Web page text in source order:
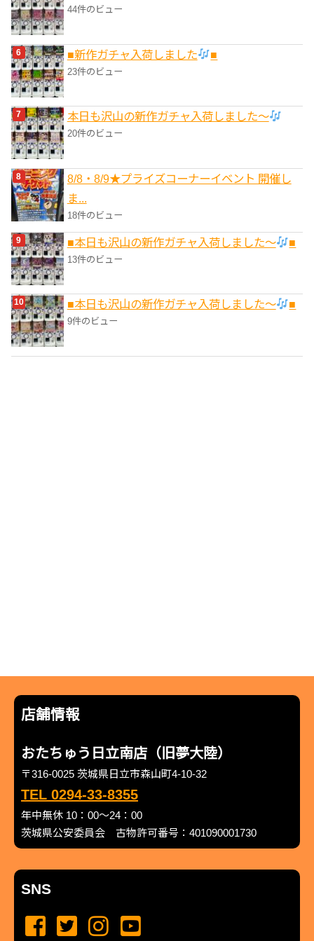
44件のビュー
■新作ガチャ入荷しました ■
23件のビュー
本日も沢山の新作ガチャ入荷しました〜
20件のビュー
8/8・8/9★プライズコーナーイベント 開催し
ま...
18件のビュー
■本日も沢山の新作ガチャ入荷しました〜 ■
13件のビュー
■本日も沢山の新作ガチャ入荷しました〜 ■
9件のビュー
店舗情報
おたちゅう日立南店（旧夢大陸）
〒316-0025 茨城県日立市森山町4-10-32
TEL 0294-33-8355
年中無休 10：00～24：00
茨城県公安委員会 古物許可番号：401090001730
SNS